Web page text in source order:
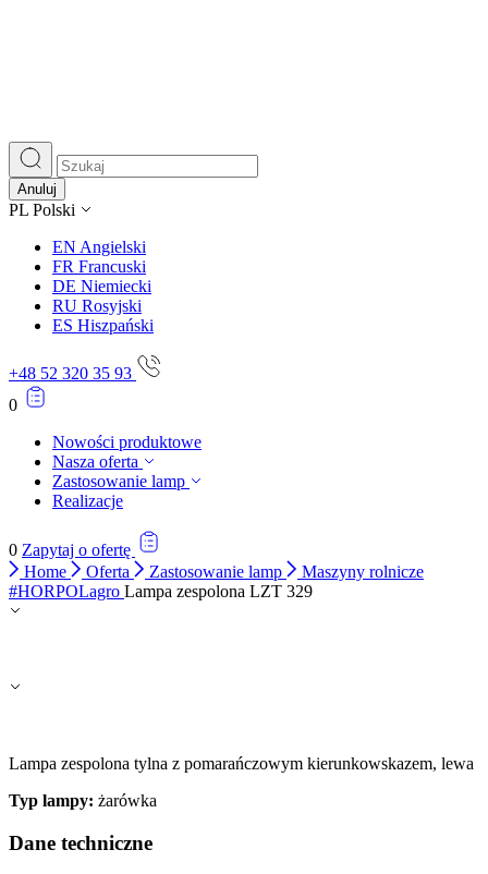
Anuluj
PL Polski
EN Angielski
FR Francuski
DE Niemiecki
RU Rosyjski
ES Hiszpański
+48 52 320 35 93
0
Nowości produktowe
Nasza oferta
Zastosowanie lamp
Realizacje
0 Zapytaj o ofertę
Home
Oferta Zastosowanie lamp
Maszyny rolnicze
#HORPOLagro Lampa zespolona LZT 329
Lampa zespolona tylna z pomarańczowym kierunkowskazem, lewa
Typ lampy: żarówka
Dane techniczne